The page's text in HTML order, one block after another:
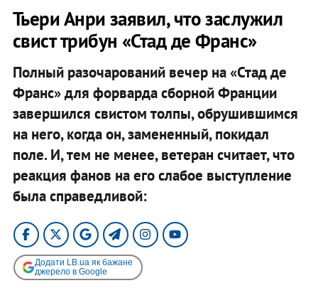
Тьери Анри заявил, что заслужил
свист трибун «Стад де Франс»
Полный разочарований вечер на «Стад де
Франс» для форварда сборной Франции
завершился свистом толпы, обрушившимся
на него, когда он, замененный, покидал
поле. И, тем не менее, ветеран считает, что
реакция фанов на его слабое выступление
была справедливой:
Додати LB.ua як бажане
джерело в Google